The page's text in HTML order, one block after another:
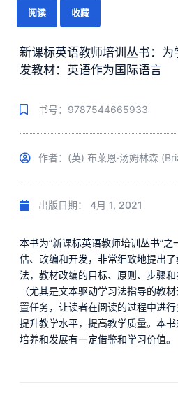
阅读 收藏
新课标英语教师培训丛书：
发教材：英语作为国际语言
书号：9787544665933
作者：(英) 布莱恩·汤姆林森
出版日期： 4月 1, 2021
本书为”新课标英语教师培训丛书”
估、改编和开发，非常细致地提出
法，教材改编的目标、原则、步骤
（尤其是文本驱动学习法指导的教
置任务，让读者在阅读的过程中进
提升教学水平，提高教学质量。本
培养和发展有一定借鉴和学习价值。